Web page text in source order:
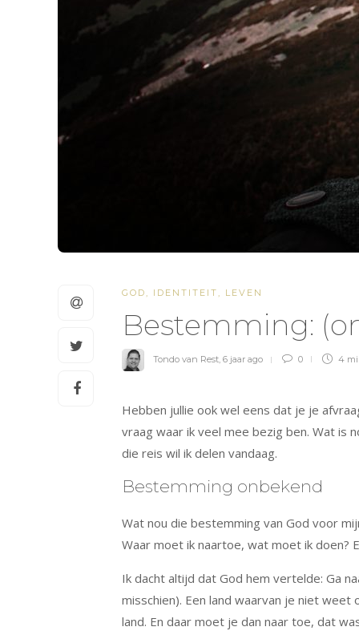
GOD, IDENTITEIT, LEVEN
Bestemming:
Tondo van Rest, 6 jaar ago 0 4
Hebben jullie ook wel eens dat je je
vraag waar ik veel mee bezig ben. Wat is
die reis wil ik delen vandaag.
Bestemming onbekend
Wat nou die bestemming van God voor
Waar moet ik naartoe, wat moet ik doen?
Ik dacht altijd dat God hem vertelde: Ga
misschien). Een land waarvan je niet
land. En daar moet je dan naar toe, dat